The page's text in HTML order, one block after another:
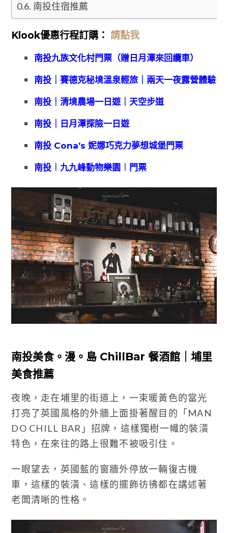
南投住宿推薦
Klook優惠行程訂購： 請點我
南投九族文化村門票（贈日月潭來回纜車）
南投｜賽德克秘境溫泉輕旅｜兩天一夜露營體驗
南投｜清境農場一日遊｜天空步道
南投｜日月潭探險一日遊
南投 Cona’s 妮娜巧克力夢想城堡門票
南投︱九九峰動物樂園︱門票
南投美食。漫。島 ChillBar 餐酒館｜埔里
美食推薦
夜晚，走在埔里的街道上，一束暖黃色的當光
打亮了英國風格的外牆上面掛著醒目的「MAN
DO CHILL BAR」招牌，這樣獨樹一幟的裝潢
特色，在來往的路上很難不被吸引住。
一眼望去，英國藍的窗牆外停放一輛復古機
車，這樣的裝潢、這樣的擺飾彷彿都在講述著
老闆清晰的性格。